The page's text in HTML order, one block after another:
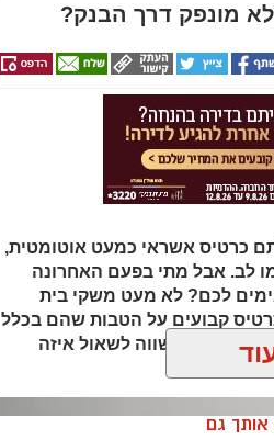
מונפק דרך הבנק?
כרטיס אשראי כמעט אוטומטית,
לב. אבל מתי בפעם האחרונה
לכם? לא מעט משקי בית
קבועים על הטבות שהם בכלל
נתנו לכם, שווה לשאול איזה
אותך גם